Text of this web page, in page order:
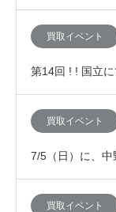
グリーン、JMウ
買取イベント
第14回 ! ! 国立
日間、「査定額
買取イベント
7/5（日）に、
リーン、JMウエ
買取イベント